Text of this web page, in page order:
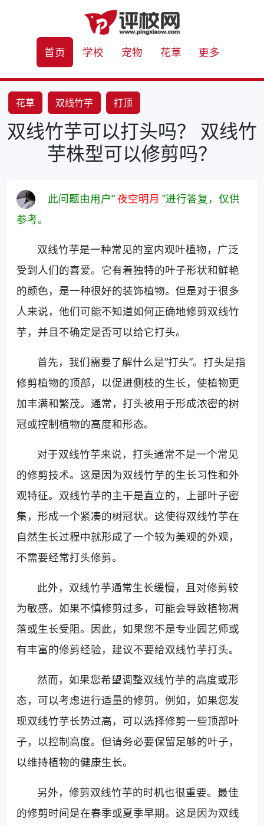
首页 学校 宠物 花草 更多
花草 双线竹芋 打顶
双线竹芋可以打头吗？ 双线竹
芋株型可以修剪吗？
此问题由用户“夜空明月 ”进行答复，仅供
参考。
双线竹芋是一种常见的室内观叶植物，广泛
受到人们的喜爱。它有着独特的叶子形状和鲜艳
的颜色，是一种很好的装饰植物。但是对于很多
人来说，他们可能不知道如何正确地修剪双线竹
芋，并且不确定是否可以给它打头。
首先，我们需要了解什么是“打头”。打头是指
修剪植物的顶部，以促进侧枝的生长，使植物更
加丰满和繁茂。通常，打头被用于形成浓密的树
冠或控制植物的高度和形态。
对于双线竹芋来说，打头通常不是一个常见
的修剪技术。这是因为双线竹芋的生长习性和外
观特征。双线竹芋的主干是直立的，上部叶子密
集，形成一个紧凑的树冠状。这使得双线竹芋在
自然生长过程中就形成了一个较为美观的外观，
不需要经常打头修剪。
此外，双线竹芋通常生长缓慢，且对修剪较
为敏感。如果不慎修剪过多，可能会导致植物凋
落或生长受阻。因此，如果您不是专业园艺师或
有丰富的修剪经验，建议不要给双线竹芋打头。
然而，如果您希望调整双线竹芋的高度或形
态，可以考虑进行适量的修剪。例如，如果您发
现双线竹芋长势过高，可以选择修剪一些顶部叶
子，以控制高度。但请务必要保留足够的叶子，
以维持植物的健康生长。
另外，修剪双线竹芋的时机也很重要。最佳
的修剪时间是在春季或夏季早期。这是因为双线